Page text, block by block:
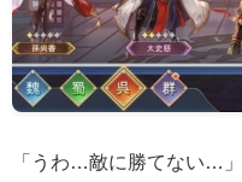
「うわ…敵に勝てない…